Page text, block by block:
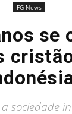
FG News
se
sociedade